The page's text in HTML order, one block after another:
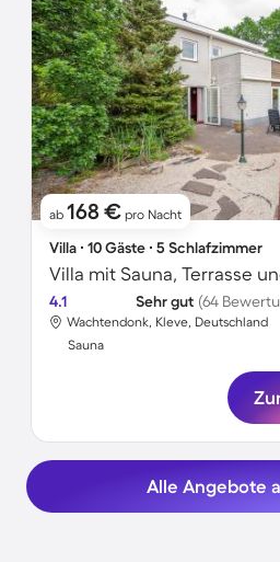
ab 168 € pro Nacht
Villa ∙ 10 Gäste ∙ 5 Schlafzimmer
Villa mit Sauna, Terrasse
4.1 Sehr gut (64
Wachtendonk, Kleve, Deutschland
Sauna
Alle Angebote